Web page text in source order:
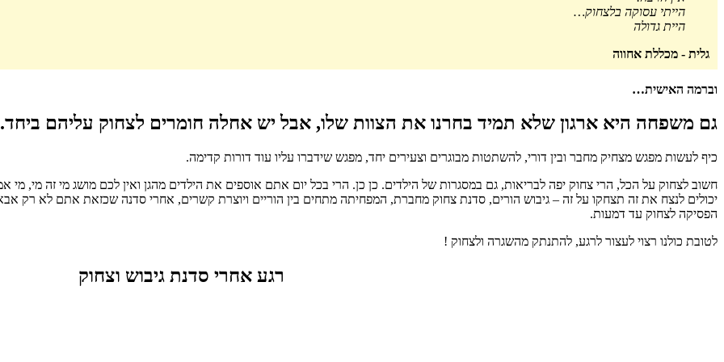
הייתי עסוקה בלצחוק…
היית גדולה
גלית - מכללת אחווה
וברמה האישית…
גם משפחה היא ארגון שלא תמיד בחרנו את הצוות שלו, אבל יש אחלה חומרים לצחוק עליהם ביחד.
כיף לעשות מפגש מצחיק מחבר ובין דורי, להשתטות מבוגרים וצעירים יחד, מפגש שידברו עליו עוד דורות קדימה.
חשוב לצחוק על הכל, הרי צחוק יפה לבריאות, גם במסגרות של הילדים. כן כן. הרי בכל יום אתם אוספים את הילדים מהגן ואין לכם מושג מי זה
יכולים לנצח את זה תצחקו על זה – גיבוש הורים, סדנת צחוק מחברת, המפחיתה מתחים בין הוריים ויוצרת קשרים, אחרי סדנה שכזאת אתם לא
הפסיקה לצחוק עד דמעות.
לטובת כולנו רצוי לעצור לרגע, להתנתק מהשגרה ולצחוק !
רגע אחרי סדנת גיבוש וצחוק